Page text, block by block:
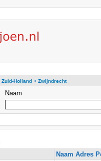
Zuid-Holland› Zwijndrecht
Naam
Naam Adres